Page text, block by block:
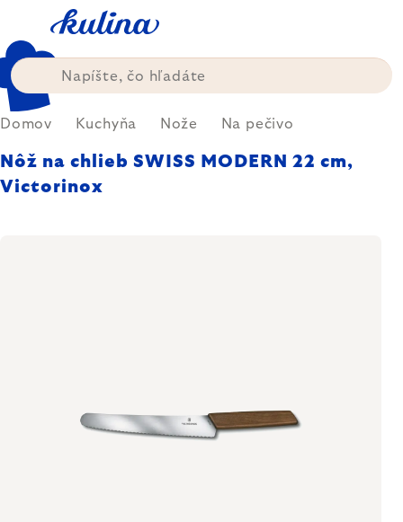
obsah
Domov Kuchyňa Nože Na pečivo
Nôž na chlieb SWISS MODERN 22 cm,
Victorinox